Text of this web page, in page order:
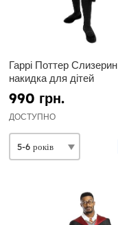
Гаррі Поттер Слизерин
накидка для дітей
990 грн.
ДОСТУПНО